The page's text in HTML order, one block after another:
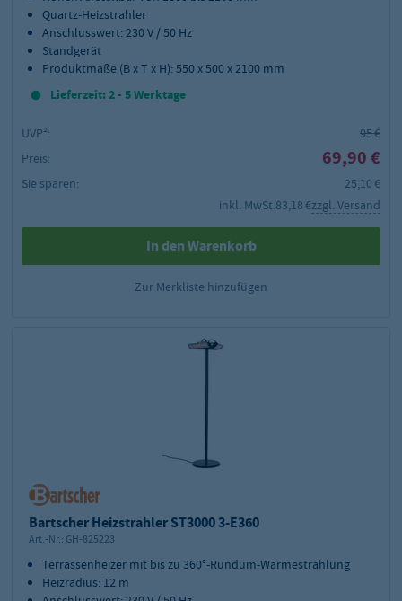
Quartz-Heizstrahler
Anschlusswert: 230 V / 50 Hz
Standgerät
Produktmaße (B x T x H): 550 x 500 x 2100 mm
Lieferzeit: 2 - 5 Werktage
UVP²:
95 €
Preis:
69,90 €
Sie sparen:
25,10 €
inkl. MwSt.83,18 €zzgl. Versand
In den Warenkorb
Zur Merkliste hinzufügen
Bartscher Heizstrahler ST3000 3-E360
Art.-Nr.: GH-825223
Terrassenheizer mit bis zu 360°-Rundum-Wärmestrahlung
Heizradius: 12 m